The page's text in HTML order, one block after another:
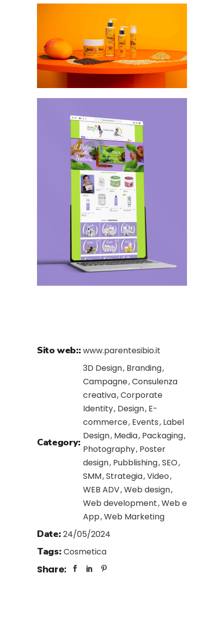
Sito web:: www.parentesibio.it
Category:
3D Design Branding
Campagne Consulenza
creativa Corporate
Identity Design E-
commerce Events Label
Design Media Packaging
Photography Poster
design Pubblishing SEO
SMM Strategia Video
WEB ADV Web design
Web development Web e
App Web Marketing
Date: 24/05/2024
Tags: Cosmetica
Share: